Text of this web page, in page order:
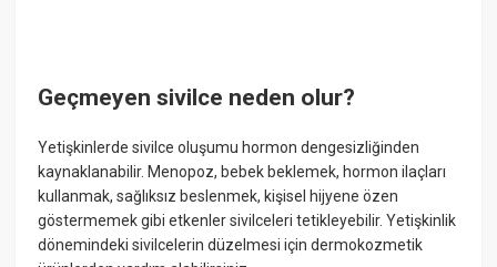
Geçmeyen sivilce neden olur?
Yetişkinlerde sivilce oluşumu hormon dengesizliğinden
kaynaklanabilir. Menopoz, bebek beklemek, hormon ilaçları
kullanmak, sağlıksız beslenmek, kişisel hijyene özen
göstermemek gibi etkenler sivilceleri tetikleyebilir. Yetişkinlik
dönemindeki sivilcelerin düzelmesi için dermokozmetik